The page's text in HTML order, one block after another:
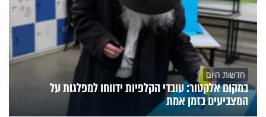
חדשות היום
במקום אלקטור: עובדי הקלפיות ידווחו למפלגות על
המצביעים בזמן אמת